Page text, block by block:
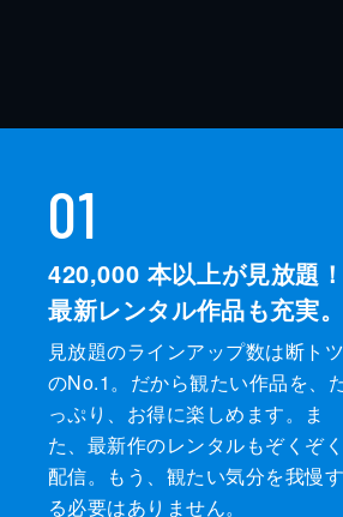
01
420,000 本以上が見放題！
最新レンタル作品も充実。
見放題のラインアップ数は断トツ
のNo.1。だから観たい作品を、
っぷり、お得に楽しめます。ま
た、最新作のレンタルもぞくぞく
配信。もう、観たい気分を我慢す
る必要はありません。